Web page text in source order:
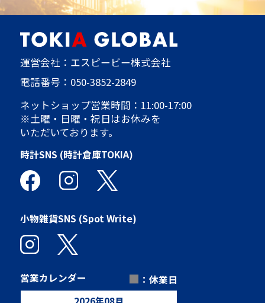
運営会社：エスピービー株式会社
電話番号： 050-3852-2849
ネットショップ営業時間：11:00-17:00
※土曜・日曜・祝日はお休みを
いただいております。
時計SNS (時計倉庫TOKIA)
小物雑貨SNS (Spot Write)
営業カレンダー ■ ：休業日